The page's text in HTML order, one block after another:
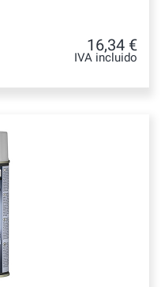
16,34 €
IVA incluido